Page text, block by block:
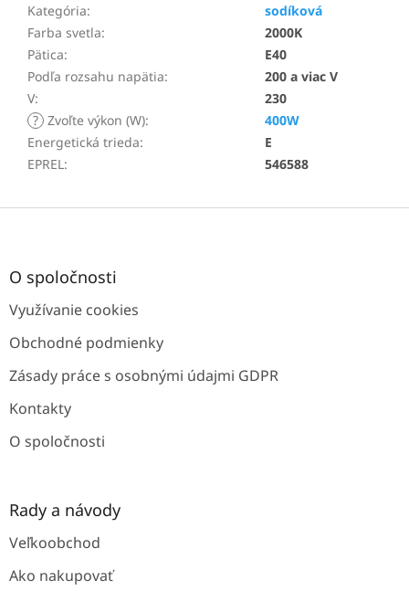
Kategória:
sodíková
Farba svetla:
2000K
Pätica:
E40
Podľa rozsahu napätia:
200 a viac V
V:
230
? Zvoľte výkon (W):
400W
Energetická trieda:
E
EPREL : 546588
Z
O spoločnosti
Využívanie cookies
Obchodné podmienky
Zásady práce s osobnými údajmi GDPR
Kontakty
O spoločnosti
Rady a návody
Veľkoobchod
Ako nakupovať